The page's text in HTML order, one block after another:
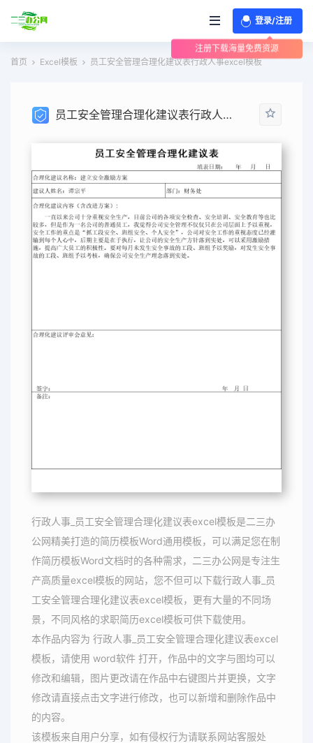
登录/注册
注册下载海量免费资源
首页
Excel模板 员工安全管理合理化建议表行政人事excel模板
员工安全管理合理化建议表行政人事excel模板
行政人事_员工安全管理合理化建议表excel模板是二三办
公网精美打造的简历模板Word通用模板，可以满足您在制
作简历模板Word文档时的各种需求，二三办公网是专注生
产高质量excel模板的网站，您不但可以下载行政人事_员
工安全管理合理化建议表excel模板，更有大量的不同场
景，不同风格的求职简历excel模板可供下载使用。
本作品内容为 行政人事_员工安全管理合理化建议表excel
模板，请使用 word软件 打开，作品中的文字与图均可以
修改和编辑，图片更改请在作品中右键图片并更换，文字
修改请直接点击文字进行修改，也可以新增和删除作品中
的内容。
该模板来自用户分享，如有侵权行为请联系网站客服处